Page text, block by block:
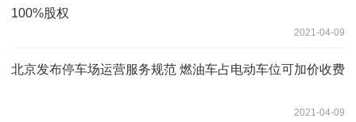
100%股权
2021-04-09
北京发布停车场运营服务规范 燃油车占电动车位可加价收费
2021-04-09